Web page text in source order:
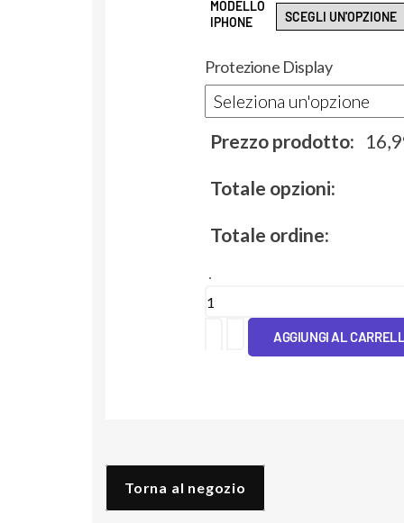
MODELLO
IPHONE
Protezione Display
Prezzo prodotto:
Totale opzioni:
Totale ordine:
Cover
Donna
AGGIUNGI AL
Torna al negozio